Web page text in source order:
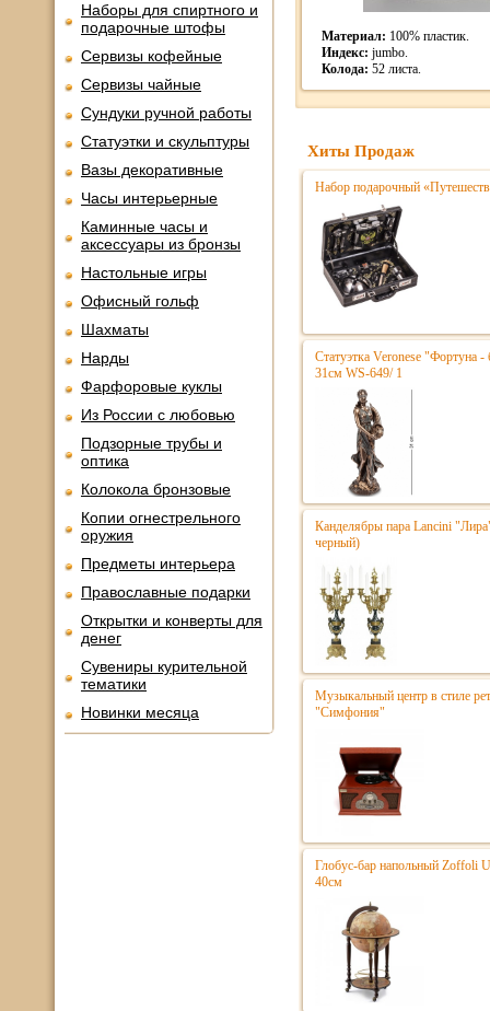
Наборы для спиртного и
подарочные штофы
Сервизы кофейные
Сервизы чайные
Сундуки ручной работы
Статуэтки и скульптуры
Вазы декоративные
Часы интерьерные
Каминные часы и
аксессуары из бронзы
Настольные игры
Офисный гольф
Шахматы
Нарды
Фарфоровые куклы
Из России с любовью
Подзорные трубы и
оптика
Колокола бронзовые
Копии огнестрельного
оружия
Предметы интерьера
Православные подарки
Открытки и конверты для
денег
Сувениры курительной
тематики
Новинки месяца
Материал: 100% пластик.
Индекс: jumbo.
Колода: 52 листа.
Хиты Продаж
Набор подарочный
Статуэтка Veronese "Фортуна
31см WS-649/ 1
Канделябры пара Lancini
черный)
Музыкальный центр в стиле
"Симфония"
Глобус-бар напольный Zoffoli
40см